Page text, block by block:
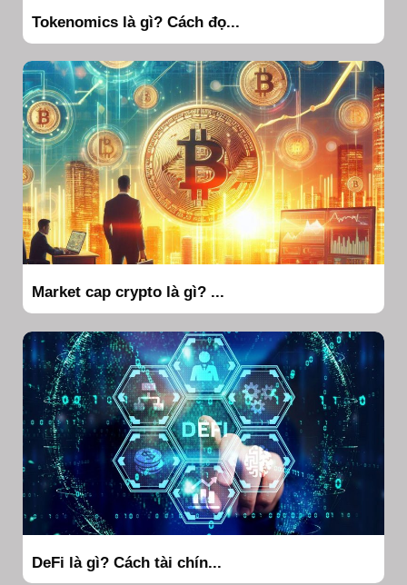
Tokenomics là gì? Cách đọ...
Market cap crypto là gì? ...
DeFi là gì? Cách tài chín...